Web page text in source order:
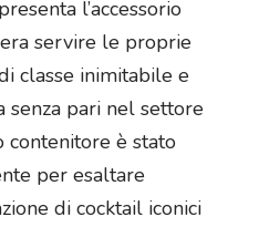
l’accessorio
servire le proprie
classe inimitabile e
senza pari nel settore
contenitore è stato
per esaltare
di cocktail iconici